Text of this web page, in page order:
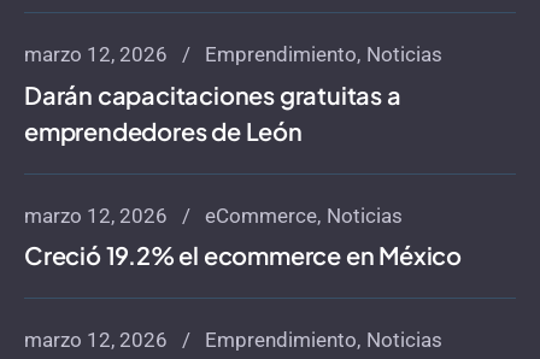
marzo 12, 2026 Emprendimiento Noticias
Darán capacitaciones gratuitas a
emprendedores de León
marzo 12, 2026 eCommerce Noticias
Creció 19.2% el ecommerce en México
marzo 12, 2026 Emprendimiento Noticias